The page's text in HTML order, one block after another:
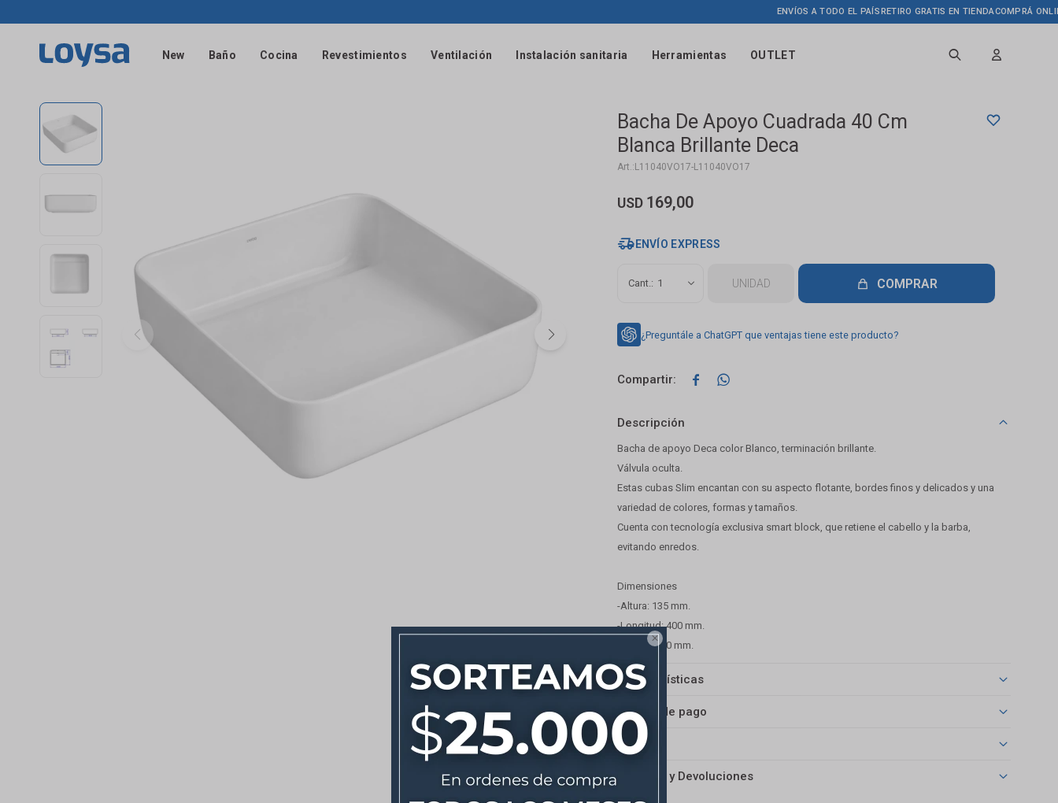

New Baño Cocina Revestimientos Ventilación Instalación sanitaria Herramientas OUTLET
ENVÍOS A TODO EL PAÍS RETIRO GRATIS EN TIENDACOMPRÁ ONLINE
Bacha De Apoyo Cuadrada 40 Cm
Blanca Brillante Deca
L11040VO17-L11040VO17
USD 169,00
ENVÍO EXPRESS
1 UNIDAD COMPRAR
¿Preguntále a ChatGPT que ventajas tiene este producto?
 
Descripción
Bacha de apoyo Deca color Blanco, terminación brillante.
Válvula oculta.
Estas cubas Slim encantan con su aspecto flotante, bordes finos y delicados y una
variedad de colores, formas y tamaños.
Cuenta con tecnología exclusiva smart block, que retiene el cabello y la barba,
evitando enredos.
Dimensiones
-Altura: 135 mm.
-Longitud: 400 mm.
-Ancho: 400 mm.
Características
Medios de pago
Envíos
Cambios y Devoluciones